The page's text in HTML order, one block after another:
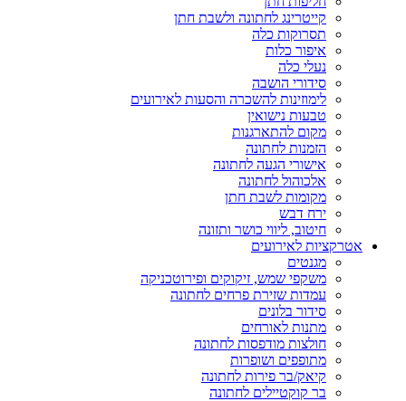
קייטרינג לחתונה ולשבת חתן
תסרוקות כלה
איפור כלות
נעלי כלה
סידורי הושבה
לימוזינות להשכרה והסעות לאירועים
טבעות נישואין
מקום להתארגנות
הזמנות לחתונה
אישורי הגעה לחתונה
אלכוהול לחתונה
מקומות לשבת חתן
ירח דבש
חיטוב, ליווי כושר ותזונה
אטרקציות לאירועים
מגנטים
משקפי שמש, זיקוקים ופירוטכניקה
עמדות שזירת פרחים לחתונה
סידור בלונים
מתנות לאורחים
חולצות מודפסות לחתונה
מתופפים ושופרות
קיאק/בר פירות לחתונה
בר קוקטיילים לחתונה